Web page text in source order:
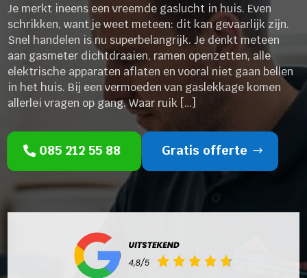
Je merkt ineens een vreemde gaslucht in huis. Even
schrikken, want je weet meteen: dit kan gevaarlijk zijn.
Snel handelen is nu superbelangrijk. Je denkt meteen
aan gasmeter dichtdraaien, ramen openzetten, alle
elektrische apparaten aflaten en vooral niet gaan bellen
in het huis. Bij een vermoeden van gaslekkage komen
allerlei vragen op gang. Waar ruik […]
085 212 55 88 Gratis offerte